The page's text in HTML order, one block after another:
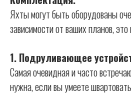
Яхты могут быть оборудованы
зависимости от ваших планов,
1. Подруливающее
Самая очевидная и часто
нужна, если вы умеете